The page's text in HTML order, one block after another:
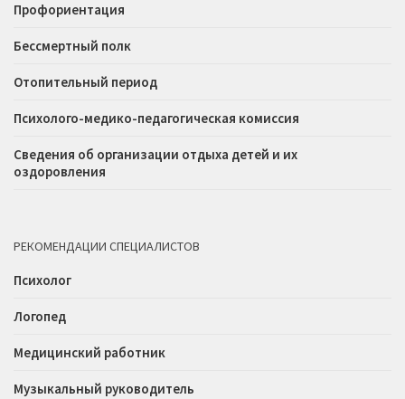
Профориентация
Бессмертный полк
Отопительный период
Психолого-медико-педагогическая комиссия
Сведения об организации отдыха детей и их
оздоровления
РЕКОМЕНДАЦИИ СПЕЦИАЛИСТОВ
Психолог
Логопед
Медицинский работник
Музыкальный руководитель